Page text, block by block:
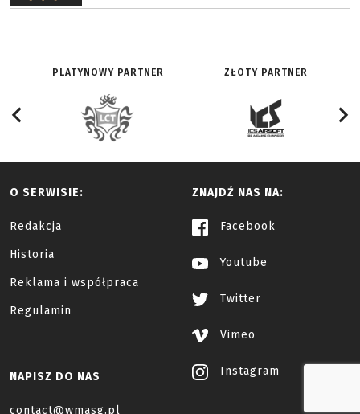
PLATYNOWY PARTNER ZŁOTY PARTNER
O SERWISIE:
Redakcja
Historia
Reklama i współpraca
Regulamin
ZNAJDŹ NAS NA:
Facebook
Youtube
Twitter
Vimeo
Instagram
NAPISZ DO NAS
contact@wmasg.pl